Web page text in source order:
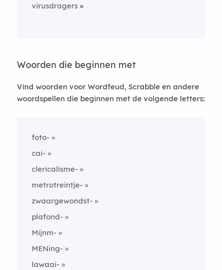
virusdragers
Woorden die beginnen met
Vind woorden voor Wordfeud, Scrabble en andere
woordspellen die beginnen met de volgende letters:
foto-
cai-
clericalisme-
metrotreintje-
zwaargewondst-
plafond-
Mijnm-
MENing-
lawaai-